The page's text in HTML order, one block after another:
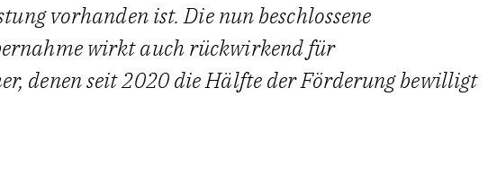
vorhanden ist. Die nun beschlossene
wirkt auch rückwirkend für
denen seit 2020 die Hälfte der Förderung bewilligt